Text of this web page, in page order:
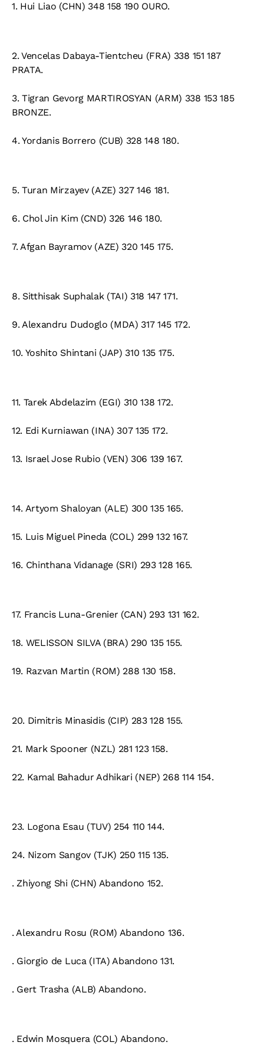
1. Hui Liao (CHN) 348 158 190 OURO.
2. Vencelas Dabaya-Tientcheu (FRA) 338 151 187
PRATA.
3. Tigran Gevorg MARTIROSYAN (ARM) 338 153 185
BRONZE.
4. Yordanis Borrero (CUB) 328 148 180.
5. Turan Mirzayev (AZE) 327 146 181.
6. Chol Jin Kim (CND) 326 146 180.
7. Afgan Bayramov (AZE) 320 145 175.
8. Sitthisak Suphalak (TAI) 318 147 171.
9. Alexandru Dudoglo (MDA) 317 145 172.
10. Yoshito Shintani (JAP) 310 135 175.
11. Tarek Abdelazim (EGI) 310 138 172.
12. Edi Kurniawan (INA) 307 135 172.
13. Israel Jose Rubio (VEN) 306 139 167.
14. Artyom Shaloyan (ALE) 300 135 165.
15. Luis Miguel Pineda (COL) 299 132 167.
16. Chinthana Vidanage (SRI) 293 128 165.
17. Francis Luna-Grenier (CAN) 293 131 162.
18. WELISSON SILVA (BRA) 290 135 155.
19. Razvan Martin (ROM) 288 130 158.
20. Dimitris Minasidis (CIP) 283 128 155.
21. Mark Spooner (NZL) 281 123 158.
22. Kamal Bahadur Adhikari (NEP) 268 114 154.
23. Logona Esau (TUV) 254 110 144.
24. Nizom Sangov (TJK) 250 115 135.
. Zhiyong Shi (CHN) Abandono 152.
. Alexandru Rosu (ROM) Abandono 136.
. Giorgio de Luca (ITA) Abandono 131.
. Gert Trasha (ALB) Abandono.
. Edwin Mosquera (COL) Abandono.